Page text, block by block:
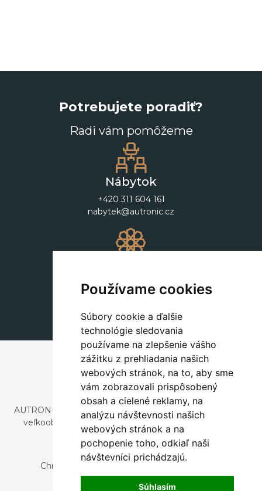
Používame cookies
Súbory cookie a ďalšie
technológie sledovania
používame na zlepšenie vášho
zážitku z prehliadania našich
webových stránok, na to, aby sme
vám zobrazovali prispôsobený
obsah a cielené reklamy, na
analýzu návštevnosti našich
webových stránok a na
pochopenie toho, odkiaľ naši
návštevníci prichádzajú.
Súhlasím
Potrebujete poradiť?
Radi vám pomôžeme
Nábytok
+420 311 604 161
nabytek@autronic.cz
+420 311 604 182
dekorace@autronic.cz
AUTRONIC, s.r.o. je spoločnosť zaoberajúca sa dovozom a
veľkoobchodným predajom dizajnového aj štýlového
nábytku a dekorácií.
Česká republika
Chrustenice 270, 267 12 Loděnice u Berouna
Slovensko